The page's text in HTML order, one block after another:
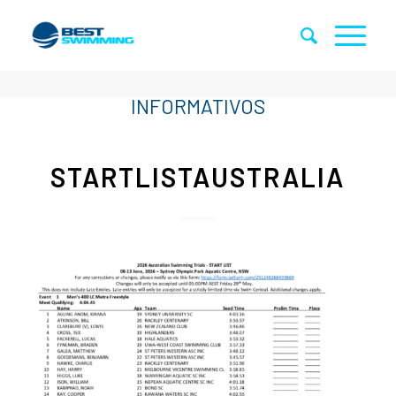
STARTLISTAUSTRALIA